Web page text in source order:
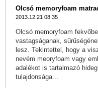
Olcsó memoryfoam
2013.12.21 08:35
Olcsó memoryfoam
vastagságanak,
lesz. Tekintettel, hogy a
nevém meoryfoam vagy
adalékot is tartalmazó
tulajdonsága...